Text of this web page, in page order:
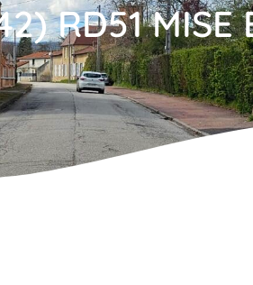
RD51 MISE